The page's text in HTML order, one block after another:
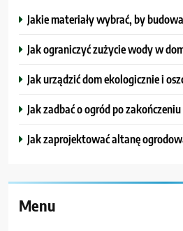
Jakie materiały wybrać, by
Jak ograniczyć zużycie wody w
Jak urządzić dom ekologicznie i
Jak zadbać o ogród po
Jak zaprojektować altanę
Menu